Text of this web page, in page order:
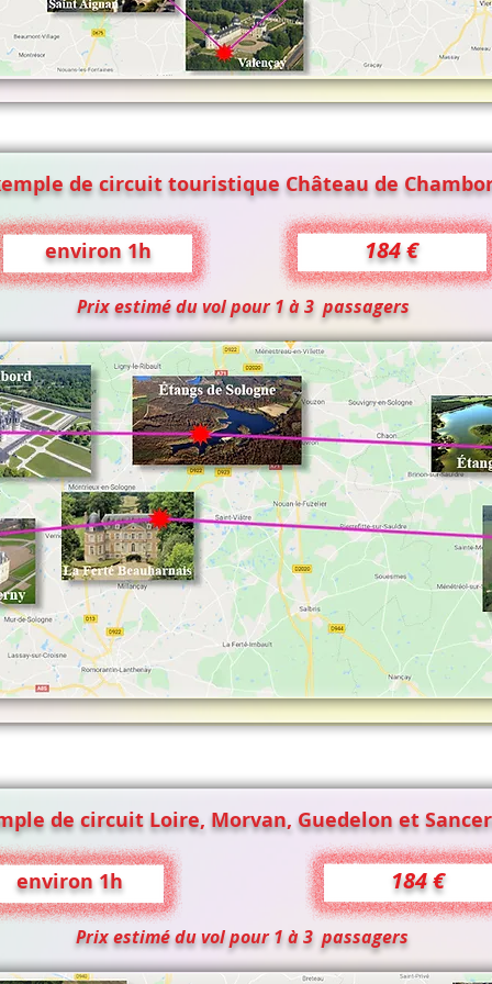
de circuit touristique Château de
environ 1h 184 €
Prix estimé du vol pour 1 à 3 passagers
de circuit Loire, Morvan, Guedelon et
environ 1h 184 €
Prix estimé du vol pour 1 à 3 passagers